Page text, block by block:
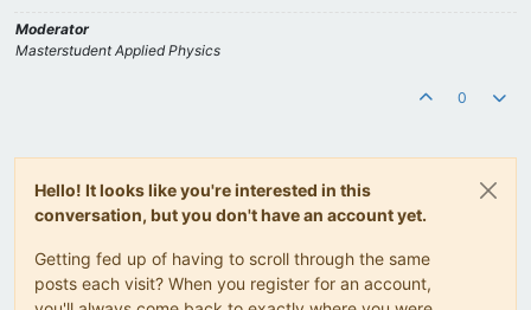
Moderator
Masterstudent Applied Physics
0
Hello! It looks like you're interested in this
conversation, but you don't have an account yet.
Getting fed up of having to scroll through the same
posts each visit? When you register for an account,